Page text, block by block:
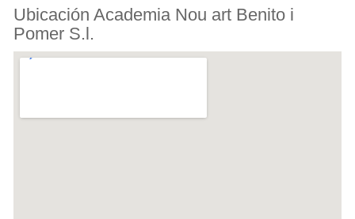
Ubicación Academia Nou art Benito i
Pomer S.l.